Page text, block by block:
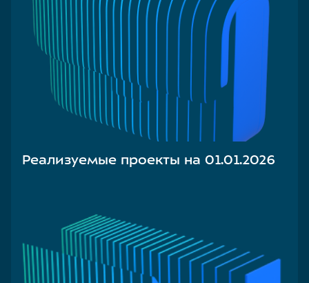
Реализуемые проекты на 01.01.2026